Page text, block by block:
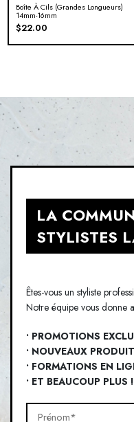
Boîte À Cils (Grandes Longueurs)
14mm-16mm
$22.00
LA
STYLISTES
Êtes-vous un styliste
Notre équipe vous donne
• PROMOTIONS
• NOUVEAUX
• FORMATIONS EN
• ET BEAUCOUP PLUS !
Prénom*